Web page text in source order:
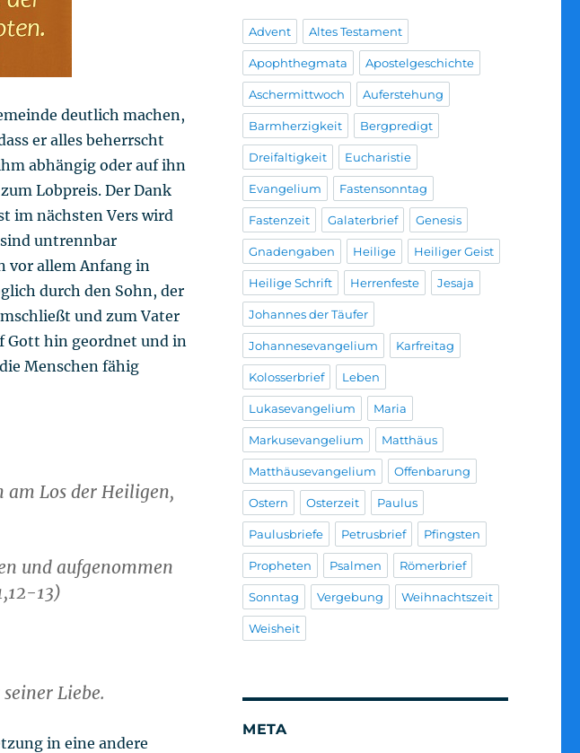
deutlich machen,
er alles beherrscht
abhängig oder auf ihn
Lobpreis. Der Dank
im nächsten Vers wird
untrennbar
vor allem Anfang in
durch den Sohn, der
und zum Vater
Gott hin geordnet und in
Menschen fähig
am Los der Heiligen,
und aufgenommen
13)
Liebe.
in eine andere
Advent Altes Testament
Apophthegmata Apostelgeschichte
Aschermittwoch Auferstehung
Barmherzigkeit Bergpredigt
Dreifaltigkeit Eucharistie
Evangelium Fastensonntag
Fastenzeit Galaterbrief Genesis
Gnadengaben Heilige Heiliger Geist
Heilige Schrift Herrenfeste Jesaja
Johannes der Täufer
Johannesevangelium Karfreitag
Kolosserbrief Leben
Lukasevangelium Maria
Markusevangelium Matthäus
Matthäusevangelium Offenbarung
Ostern Osterzeit Paulus
Paulusbriefe Petrusbrief Pfingsten
Propheten Psalmen Römerbrief
Sonntag Vergebung Weihnachtszeit
Weisheit
META